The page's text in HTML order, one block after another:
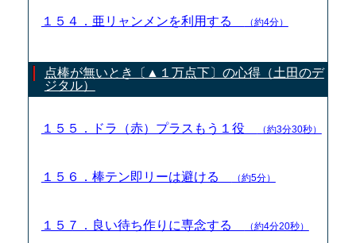
１５４．亜リャンメンを利用する （約4分）
点棒が無いとき〔▲１万点下〕の心得（土田のデ
ジタル）
１５５．ドラ（赤）プラスもう１役 （約3分30秒）
１５６．棒テン即リーは避ける （約5分）
１５７．良い待ち作りに専念する （約4分20秒）